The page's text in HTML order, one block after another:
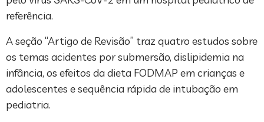
referência.
A seção “Artigo de Revisão” traz quatro estudos sobre
os temas acidentes por submersão, dislipidemia na
infância, os efeitos da dieta FODMAP em crianças e
adolescentes e sequência rápida de intubação em
pediatria.